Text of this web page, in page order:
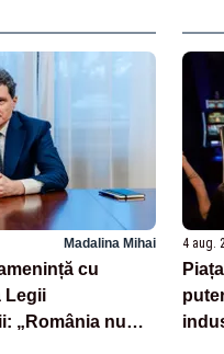
Madalina Mihai
cu
Legii
„România nu
4 aug.